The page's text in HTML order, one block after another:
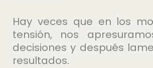
Hay veces que en los
tensión, nos
decisiones y después
resultados.